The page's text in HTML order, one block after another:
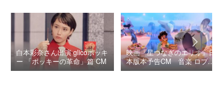
白本彩奈さん出演 glicoポッキ
ー 「ポッキーの革命」篇 CM
映画『星つなぎのエリオ』日
本版本予告CM 音楽 ロブ・
シモンセン /